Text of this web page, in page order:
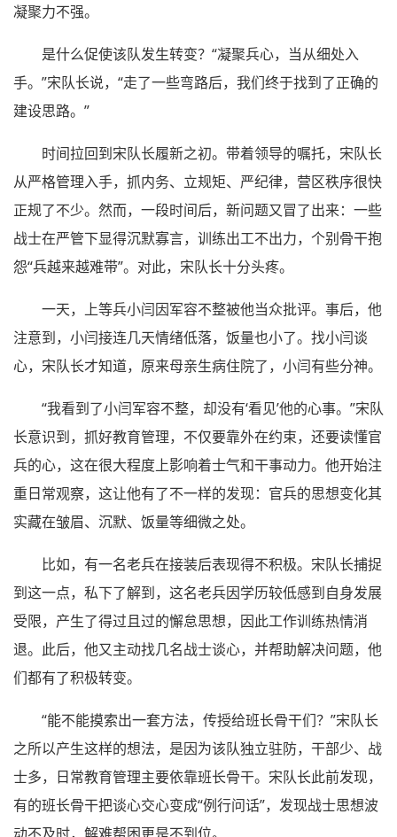
凝聚力不强。
是什么促使该队发生转变？“凝聚兵心，当从细处入
手。”宋队长说，“走了一些弯路后，我们终于找到了正确的
建设思路。”
时间拉回到宋队长履新之初。带着领导的嘱托，宋队长
从严格管理入手，抓内务、立规矩、严纪律，营区秩序很快
正规了不少。然而，一段时间后，新问题又冒了出来：一些
战士在严管下显得沉默寡言，训练出工不出力，个别骨干抱
怨“兵越来越难带”。对此，宋队长十分头疼。
一天，上等兵小闫因军容不整被他当众批评。事后，他
注意到，小闫接连几天情绪低落，饭量也小了。找小闫谈
心，宋队长才知道，原来母亲生病住院了，小闫有些分神。
“我看到了小闫军容不整，却没有‘看见’他的心事。”宋队
长意识到，抓好教育管理，不仅要靠外在约束，还要读懂官
兵的心，这在很大程度上影响着士气和干事动力。他开始注
重日常观察，这让他有了不一样的发现：官兵的思想变化其
实藏在皱眉、沉默、饭量等细微之处。
比如，有一名老兵在接装后表现得不积极。宋队长捕捉
到这一点，私下了解到，这名老兵因学历较低感到自身发展
受限，产生了得过且过的懈怠思想，因此工作训练热情消
退。此后，他又主动找几名战士谈心，并帮助解决问题，他
们都有了积极转变。
“能不能摸索出一套方法，传授给班长骨干们？”宋队长
之所以产生这样的想法，是因为该队独立驻防，干部少、战
士多，日常教育管理主要依靠班长骨干。宋队长此前发现，
有的班长骨干把谈心交心变成“例行问话”，发现战士思想波